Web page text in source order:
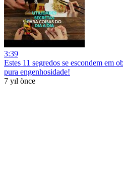
3:39
Estes 11 segredos se escondem em
pura engenhosidade!
7 yıl önce